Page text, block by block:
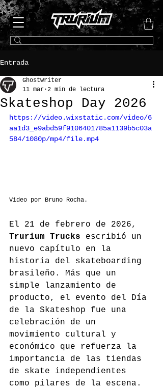
Entrada
Skateshop Day 2026
Ghostwriter
11 mar 2 min de lectura
https://video.wixstatic.com/video/6
aa1d3_e9abd59f9106401785a1139b5c03a
584/1080p/mp4/file.mp4
Video por Bruno Rocha.
El 21 de febrero de 2026,
Trurium Trucks escribió un
nuevo capítulo en la
historia del skateboarding
brasileño. Más que un
simple lanzamiento de
producto, el evento del Día
de la Skateshop fue una
celebración de un
movimiento cultural y
económico que refuerza la
importancia de las tiendas
de skate independientes
como pilares de la escena.